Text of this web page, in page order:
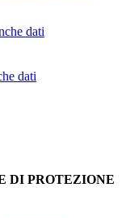
dati
dati
DI PROTEZIONE